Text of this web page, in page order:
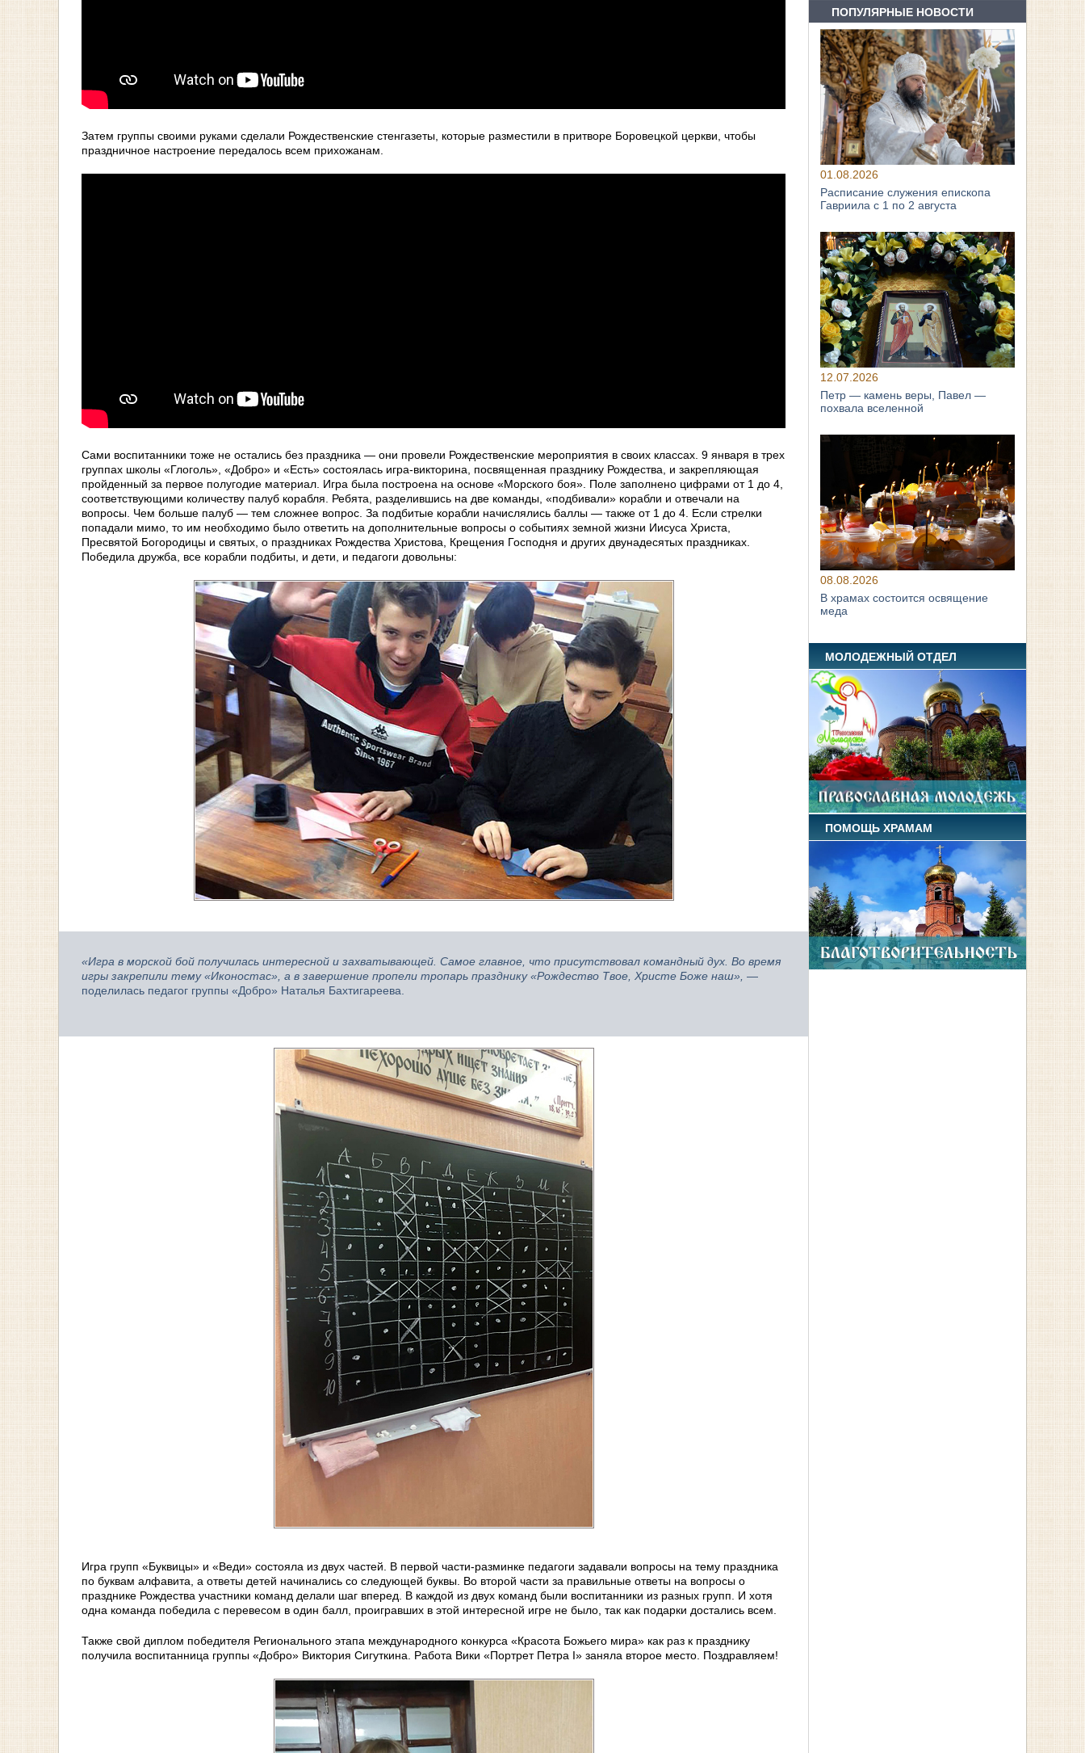
Затем группы своими руками сделали Рождественские стенгазеты, которые разместили в притворе Боровецкой церкви, чтобы
праздничное настроение передалось всем прихожанам.
Сами воспитанники тоже не остались без праздника — они провели Рождественские мероприятия в своих классах. 9 января в трех
группах школы «Глоголь», «Добро» и «Есть» состоялась игра-викторина, посвященная празднику Рождества, и закрепляющая
пройденный за первое полугодие материал. Игра была построена на основе «Морского боя». Поле заполнено цифрами от 1 до 4,
соответствующими количеству палуб корабля. Ребята, разделившись на две команды, «подбивали» корабли и отвечали на
вопросы. Чем больше палуб — тем сложнее вопрос. За подбитые корабли начислялись баллы — также от 1 до 4. Если стрелки
попадали мимо, то им необходимо было ответить на дополнительные вопросы о событиях земной жизни Иисуса Христа,
Пресвятой Богородицы и святых, о праздниках Рождества Христова, Крещения Господня и других двунадесятых праздниках.
Победила дружба, все корабли подбиты, и дети, и педагоги довольны:
«Игра в морской бой получилась интересной и захватывающей. Самое главное, что присутствовал командный дух. Во время
игры закрепили тему «Иконостас», а в завершение пропели тропарь празднику «Рождество Твое, Христе Боже наш», —
поделилась педагог группы «Добро» Наталья Бахтигареева.
Игра групп «Буквицы» и «Веди» состояла из двух частей. В первой части-разминке педагоги задавали вопросы на тему праздника
по буквам алфавита, а ответы детей начинались со следующей буквы. Во второй части за правильные ответы на вопросы о
празднике Рождества участники команд делали шаг вперед. В каждой из двух команд были воспитанники из разных групп. И хотя
одна команда победила с перевесом в один балл, проигравших в этой интересной игре не было, так как подарки достались всем.
Также свой диплом победителя Регионального этапа международного конкурса «Красота Божьего мира» как раз к празднику
получила воспитанница группы «Добро» Виктория Сигуткина. Работа Вики «Портрет Петра I» заняла второе место. Поздравляем!
ПОПУЛЯРНЫЕ НОВОСТИ
01.08.2026
Расписание служения епископа
Гавриила с 1 по 2 августа
12.07.2026
Петр — камень веры, Павел —
похвала вселенной
08.08.2026
В храмах состоится освящение
меда
МОЛОДЕЖНЫЙ ОТДЕЛ
ПОМОЩЬ ХРАМАМ